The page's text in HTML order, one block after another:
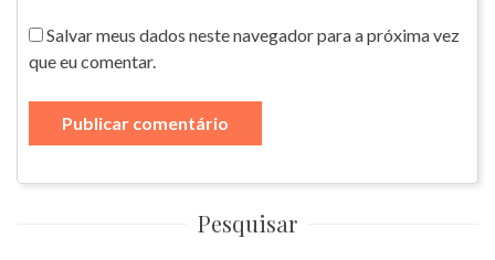
Salvar meus dados neste navegador para a próxima vez
que eu comentar.
Pesquisar